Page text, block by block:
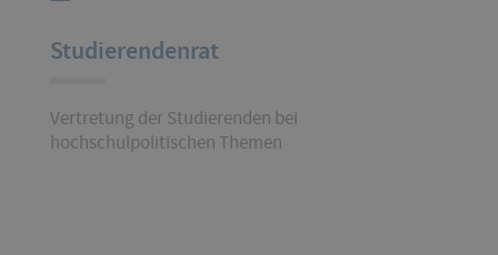
Studierendenrat
Vertretung der Studierenden bei
hochschulpolitischen Themen